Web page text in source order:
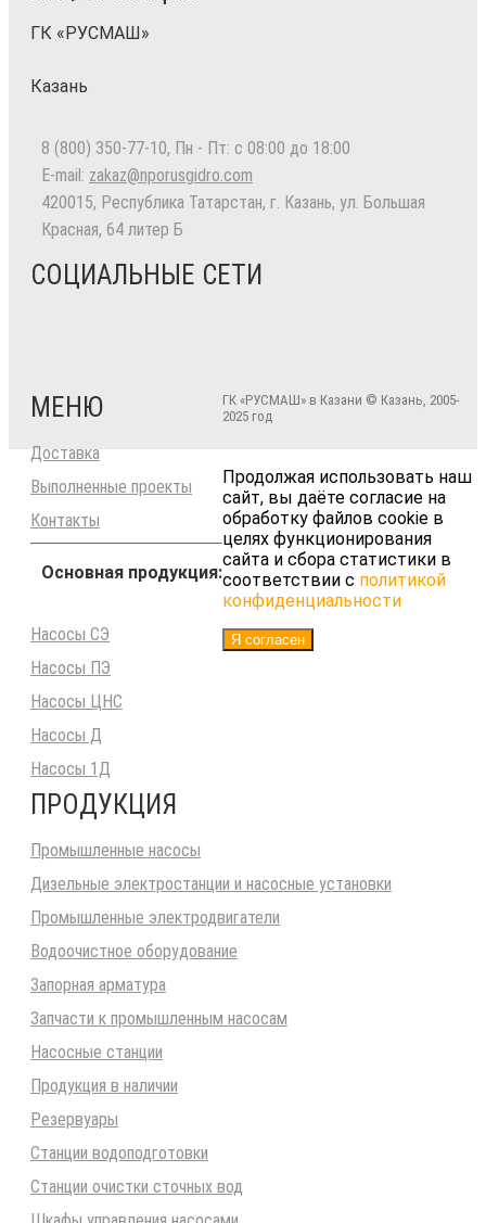
ГК «РУСМАШ»
Казань
8 (800) 350-77-10, Пн - Пт: с 08:00 до 18:00
E-mail: zakaz@nporusgidro.com
420015, Республика Татарстан, г. Казань, ул. Большая
Красная, 64 литер Б
СОЦИАЛЬНЫЕ СЕТИ
МЕНЮ
Доставка
Выполненные проекты
Контакты
Основная продукция:
Насосы СЭ
Насосы ПЭ
Насосы ЦНС
Насосы Д
Насосы 1Д
ПРОДУКЦИЯ
Промышленные насосы
Дизельные электростанции и насосные установки
Промышленные электродвигатели
Водоочистное оборудование
Запорная арматура
Запчасти к промышленным насосам
Насосные станции
Продукция в наличии
Резервуары
Станции водоподготовки
Станции очистки сточных вод
ГК «РУСМАШ» в Казани © Казань, 2005-
2025 год
Продолжая использовать наш
сайт, вы даёте согласие на
обработку файлов cookie в
целях функционирования
сайта и сбора статистики в
соответствии с политикой
конфиденциальности
Я согласен